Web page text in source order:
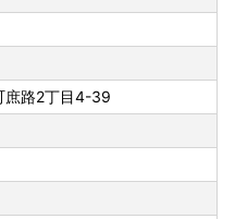
前によくご確認の上、送付
例申請も可能です。
度の手続きをスマホででき
紹介しておりますのでご確
庶路2丁目4-39